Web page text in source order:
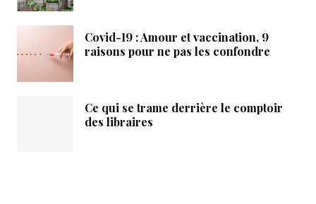
Covid-19 : Amour et vaccination, 9
raisons pour ne pas les confondre
Ce qui se trame derrière le comptoir
des libraires